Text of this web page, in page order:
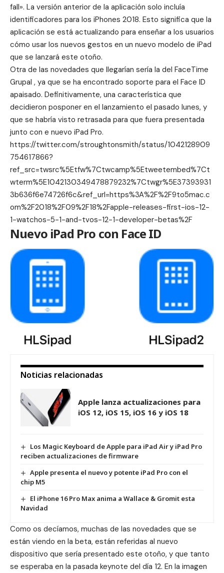
fall». La versión anterior de la aplicación solo incluía
identificadores para los iPhones 2018. Esto significa que la
aplicación se está actualizando para enseñar a los usuarios
cómo usar los nuevos gestos en un nuevo modelo de iPad
que se lanzará este otoño.
Otra de las novedades que llegarían sería la del FaceTime
Grupal , ya que se ha encontrado soporte para el Face ID
apaisado. Definitivamente, una característica que
decidieron posponer en el lanzamiento el pasado lunes, y
que se habría visto retrasada para que fuera presentada
junto con e nuevo iPad Pro.
https://twitter.com/stroughtonsmith/status/1042128909
754617866?
ref_src=twsrc%5Etfw%7Ctwcamp%5Etweetembed%7Ct
wterm%5E1042130349478879232%7Ctwgr%5E37393931
3b636f6e74726f6c&ref_url=https%3A%2F%2F9to5mac.c
om%2F2018%2F09%2F18%2Fapple-releases-first-ios-12-
1-watchos-5-1-and-tvos-12-1-developer-betas%2F
Nuevo iPad Pro con Face ID
Noticias relacionadas
Apple lanza actualizaciones para
iOS 12, iOS 15, iOS 16 y iOS 18
Los Magic Keyboard de Apple para iPad Air y iPad Pro
reciben actualizaciones de firmware
Apple presenta el nuevo y potente iPad Pro con el
chip M5
El iPhone 16 Pro Max anima a Wallace & Gromit esta
Navidad
Como os decíamos, muchas de las novedades que se
están viendo en la beta, están referidas al nuevo
dispositivo que sería presentado este otoño, y que tanto
se esperaba en la pasada keynote del día 12. En la imagen